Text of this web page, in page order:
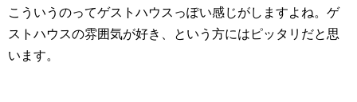
こういうのってゲストハウスっぽい感じがしますよね。ゲ
ストハウスの雰囲気が好き、という方にはピッタリだと思
います。